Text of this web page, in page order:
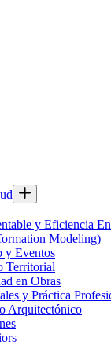
y Eficiencia
Modeling)
y Eventos
Territorial
en Obras
y Práctica
Arquitectónico